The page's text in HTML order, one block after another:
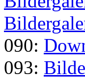
090:
093: